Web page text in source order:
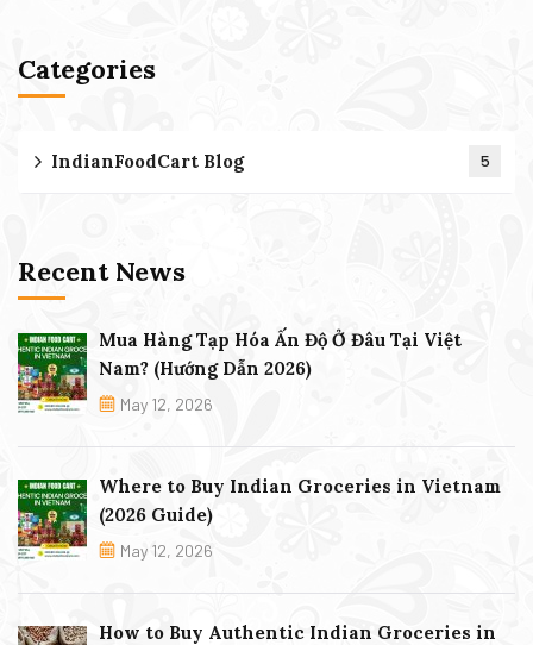
Categories
IndianFoodCart Blog 5
Recent News
Mua Hàng Tạp Hóa Ấn Độ Ở Đâu Tại Việt
Nam? (Hướng Dẫn 2026)
May 12, 2026
Where to Buy Indian Groceries in Vietnam
(2026 Guide)
May 12, 2026
How to Buy Authentic Indian Groceries in